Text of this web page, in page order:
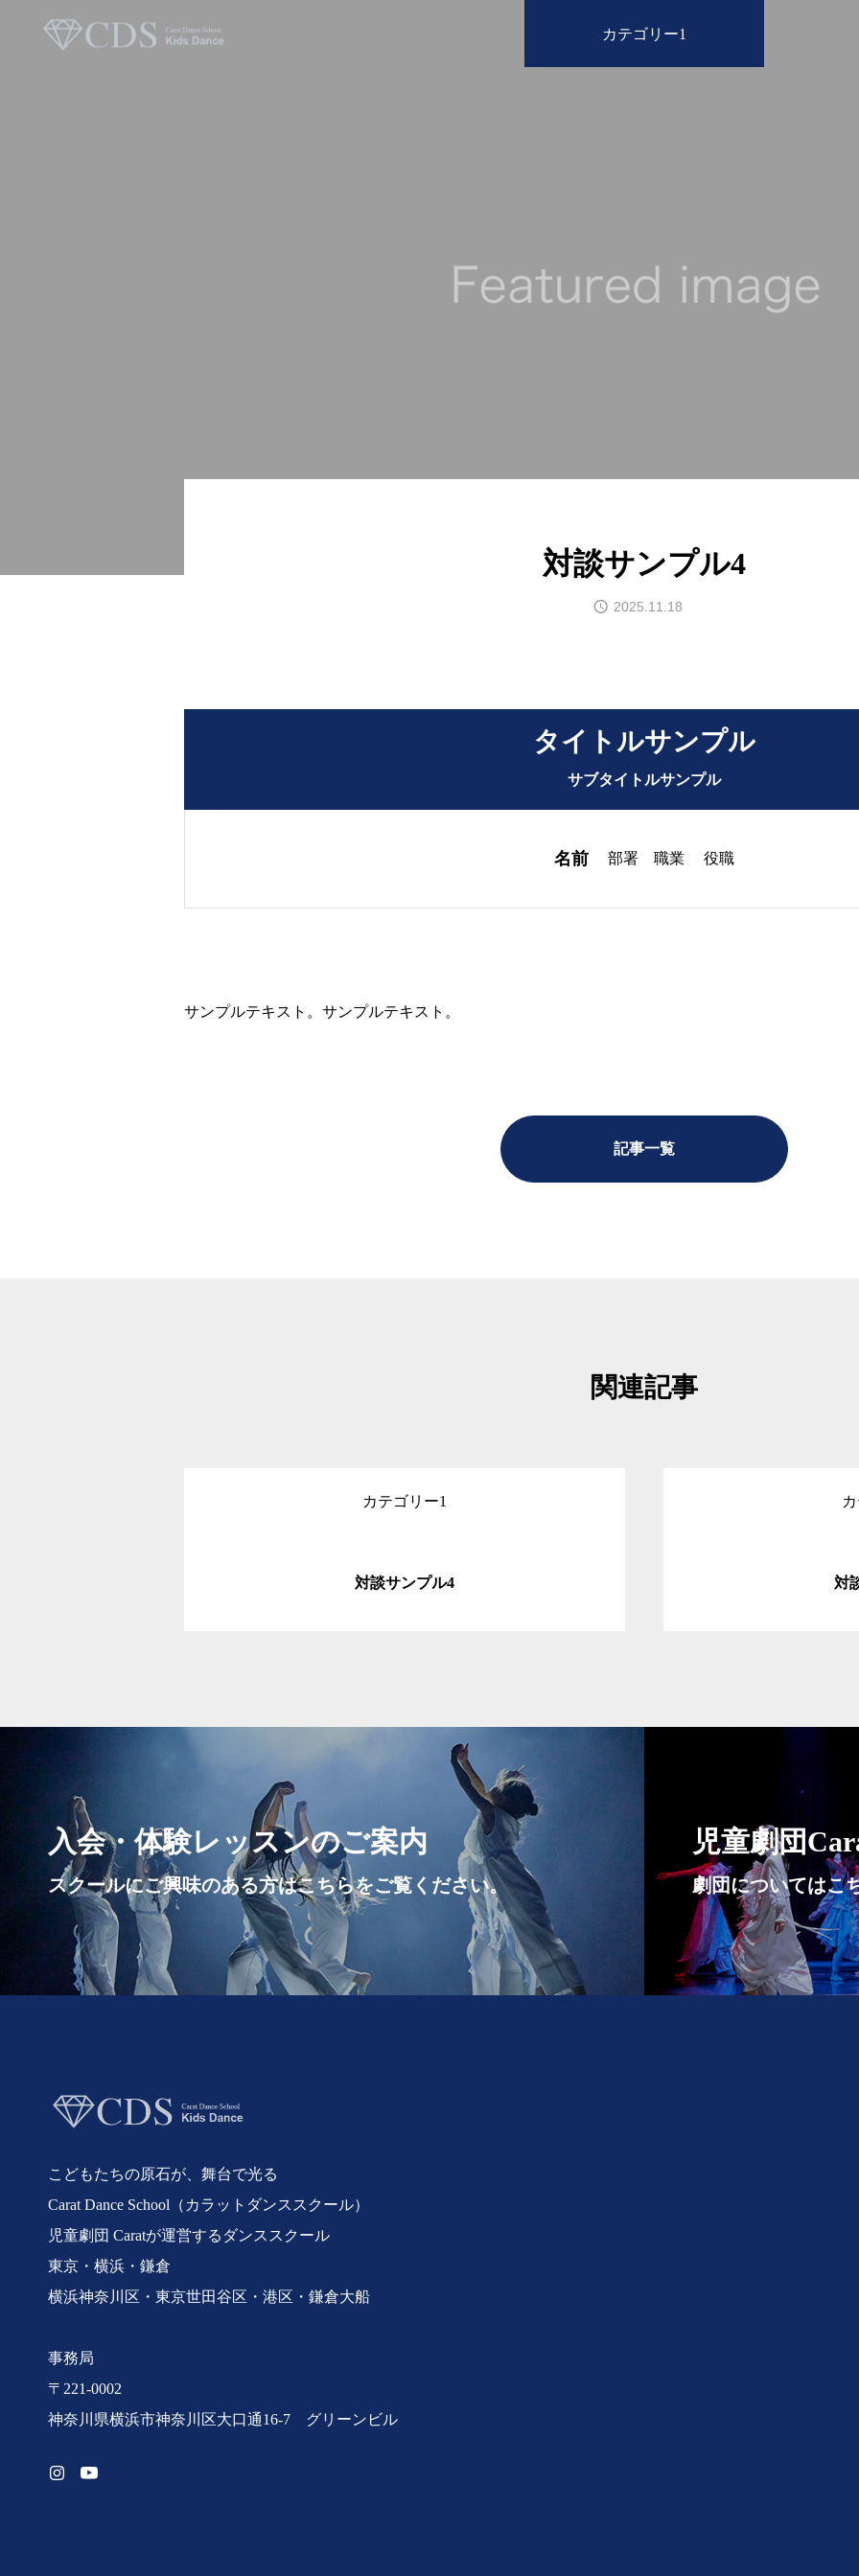
よくあるご質
カテゴリー1
対談サンプル4
2025.11.18
タイトルサンプル
サブタイトルサンプル
名前 部署 職業 役職
サンプルテキスト。サンプルテキスト。
記事一覧
関連記事
カテゴリー1
対談サンプル4 対
入会・体験レッスンのご案内
スクールにご興味のある方はこちらをご覧ください。
児童劇団
劇団についてはこ
こどもたちの原石が、舞台で光る
Carat Dance School（カラットダンススクール）
児童劇団 Caratが運営するダンススクール
東京・横浜・鎌倉
横浜神奈川区・東京世田谷区・港区・鎌倉大船
事務局
〒221-0002
神奈川県横浜市神奈川区大口通16-7 グリーンビル